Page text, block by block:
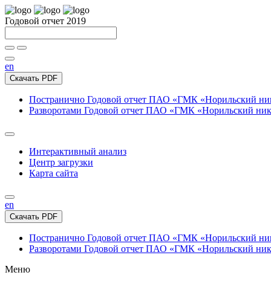
Годовой отчет 2019
en
Скачать PDF
Постранично Годовой отчет ПАО «ГМК «Норильский
Разворотами Годовой отчет ПАО «ГМК «Норильский
Интерактивный анализ
Центр загрузки
Карта сайта
en
Скачать PDF
Постранично Годовой отчет ПАО «ГМК «Норильский
Разворотами Годовой отчет ПАО «ГМК «Норильский
Меню